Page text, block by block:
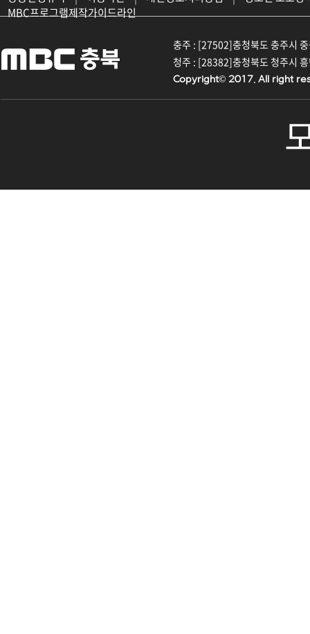
MBC프로그램제작가이드라인
충주 : [27502]충청북도 충주시
청주 : [28382]충청북도 청주시
Copyright© 2017. All right